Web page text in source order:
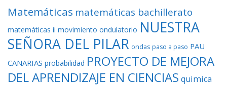
Matemáticas matemáticas bachillerato
matemáticas ii movimiento ondulatorio NUESTRA
SEÑORA DEL PILAR ondas paso a paso PAU
CANARIAS probabilidad PROYECTO DE MEJORA
DEL APRENDIZAJE EN CIENCIAS quimica